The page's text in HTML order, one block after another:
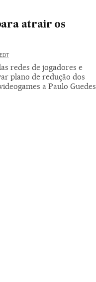
atrair os
EDT
redes de jogadores e
plano de redução dos
a Paulo Guedes